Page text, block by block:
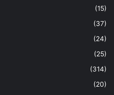
(15)
(37)
(24)
(25)
(314)
(20)